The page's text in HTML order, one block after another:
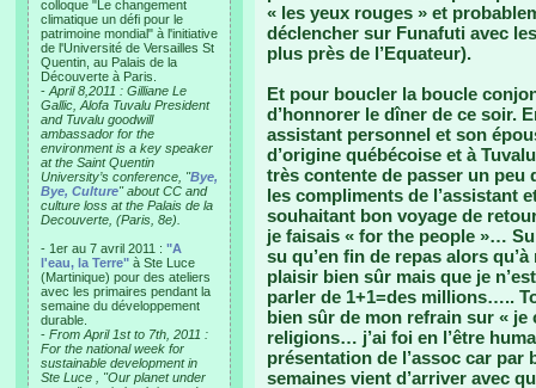
colloque "Le changement
climatique un défi pour le
patrimoine mondial" à l'initiative
de l'Université de Versailles St
Quentin, au Palais de la
Découverte à Paris.
- April 8,2011 : Gilliane Le
Gallic, Alofa Tuvalu President
and Tuvalu goodwill
ambassador for the
environment is a key speaker
at the Saint Quentin
University’s conference, "Bye,
Bye, Culture" about CC and
culture loss at the Palais de la
Decouverte, (Paris, 8e).
- 1er au 7 avril 2011 : "A
l'eau, la Terre" à Ste Luce
(Martinique) pour des ateliers
avec les primaires pendant la
semaine du développement
durable.
- From April 1st to 7th, 2011 :
For the national week for
sustainable development in
Ste Luce , "Our planet under
« les yeux rouges » et
déclencher sur Funafuti avec
plus près de l’Equateur).
Et pour boucler la boucle
d’honnorer le dîner de ce soir.
assistant personnel et son
d’origine québécoise et à
très contente de passer un peu
les compliments de l’assistant
souhaitant bon voyage de
je faisais « for the people »…
su qu’en fin de repas alors
plaisir bien sûr mais que je
parler de 1+1=des millions…..
bien sûr de mon refrain sur «
religions… j’ai foi en l’être
présentation de l’assoc car par
semaines vient d’arriver avec